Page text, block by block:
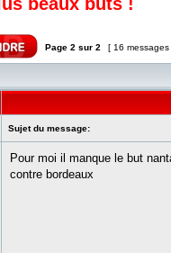
Page 2 sur 2 [ 16
Sujet du message:
Pour moi il manque le but
contre bordeaux